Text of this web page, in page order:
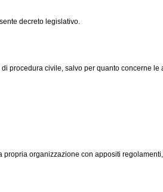
decreto legislativo.
procedura civile, salvo per quanto concerne le
organizzazione con appositi